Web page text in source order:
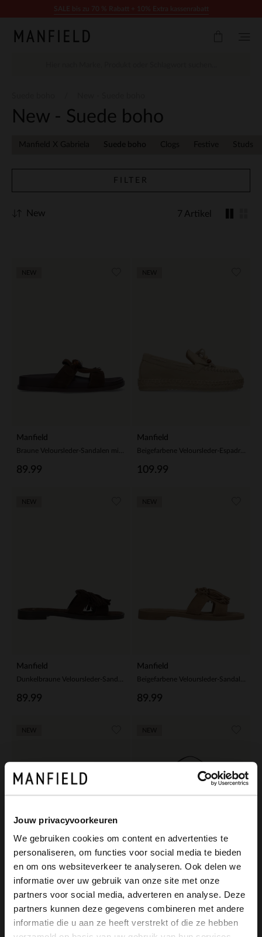
Jouw privacyvoorkeuren
We gebruiken cookies om content en advertenties te
personaliseren, om functies voor social media te bieden
en om ons websiteverkeer te analyseren. Ook delen we
informatie over uw gebruik van onze site met onze
partners voor social media, adverteren en analyse. Deze
partners kunnen deze gegevens combineren met andere
informatie die u aan ze heeft verstrekt of die ze hebben
New - Suede boho
Manfield X Gabriela Suede boho Clogs Festive Studs
FILTER
7 Artikel
New
Manfield
89.99
Manfield
Beigefarbene Veloursleder-Espadrilles mit Fransen
109.99
Manfield
89.99
Manfield
89.99
Manfield
Braune Veloursleder-Espadrilles mit Fransen
109.99
Manfield
Dunkelbraune Veloursleder-Schultertasche mit Fransen
119.99
×
View this website in English?
It looks like your language isn't Dutch. Would
you like to switch to English?